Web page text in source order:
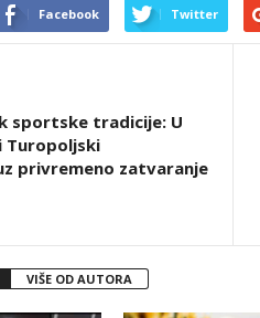
Facebook Twitter
sportske tradicije: U
Turopoljski
privremeno zatvaranje
VIŠE OD AUTORA